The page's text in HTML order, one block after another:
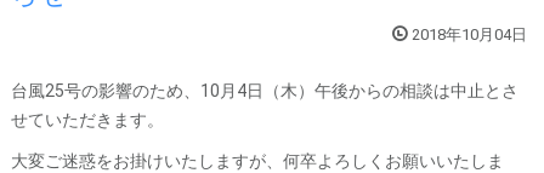
2018年10月04日
台風25号の影響のため、10月4日（木）午後からの相談は中止とさ
せていただきます。
大変ご迷惑をお掛けいたしますが、何卒よろしくお願いいたしま